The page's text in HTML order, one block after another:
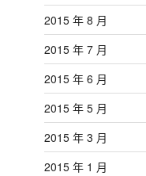
2015 年 8 月
2015 年 7 月
2015 年 6 月
2015 年 5 月
2015 年 3 月
2015 年 1 月